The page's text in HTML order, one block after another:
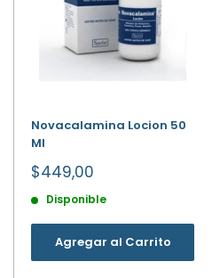
Novacalamina Locion 50
Ml
Precio
venta
$449,00
Disponible
Agregar al Carrito